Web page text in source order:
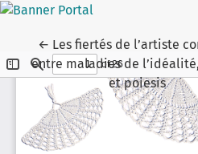
← Voltar aos Detalhes do
Les fiertés de l’artiste
entre maladies de
et poiesis